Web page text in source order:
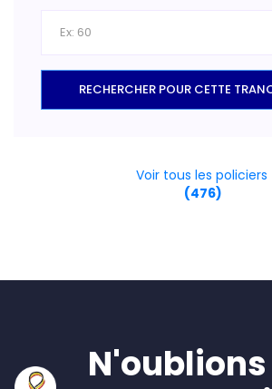
RECHERCHER POUR CETTE
Voir tous les policiers
(476)